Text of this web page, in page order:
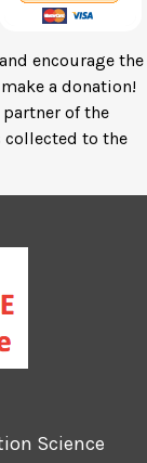
encourage the
a donation!
of the
collected to the
Science